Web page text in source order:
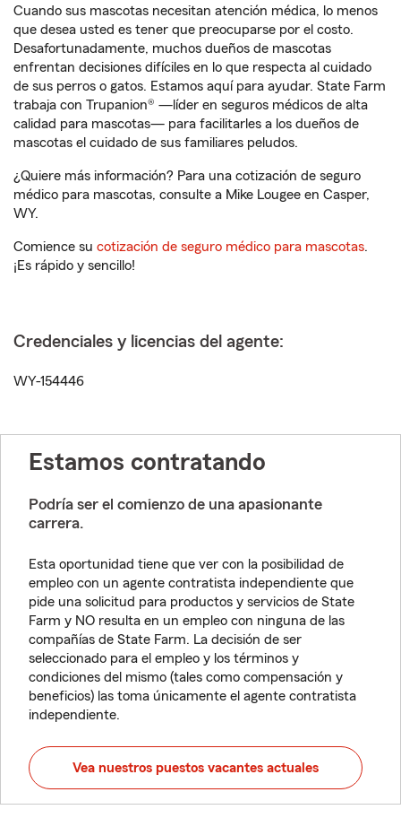
Cuando sus mascotas necesitan atención médica, lo menos
que desea usted es tener que preocuparse por el costo.
Desafortunadamente, muchos dueños de mascotas
enfrentan decisiones difíciles en lo que respecta al cuidado
de sus perros o gatos. Estamos aquí para ayudar. State Farm
trabaja con Trupanion® —líder en seguros médicos de alta
calidad para mascotas— para facilitarles a los dueños de
mascotas el cuidado de sus familiares peludos.
¿Quiere más información? Para una cotización de seguro
médico para mascotas, consulte a Mike Lougee en Casper,
WY.
Comience su cotización de seguro médico para mascotas.
¡Es rápido y sencillo!
Credenciales y licencias del agente:
WY-154446
Estamos contratando
Podría ser el comienzo de una apasionante
carrera.
Esta oportunidad tiene que ver con la posibilidad de
empleo con un agente contratista independiente que
pide una solicitud para productos y servicios de State
Farm y NO resulta en un empleo con ninguna de las
compañías de State Farm. La decisión de ser
seleccionado para el empleo y los términos y
condiciones del mismo (tales como compensación y
beneficios) las toma únicamente el agente contratista
independiente.
Vea nuestros puestos vacantes actuales